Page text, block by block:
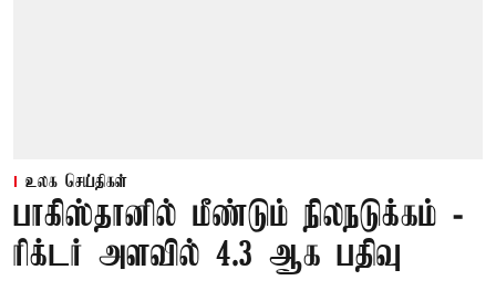
உலக செய்திகள்
பாகிஸ்தானில் மீண்டும் நிலநடுக்கம் -
ரிக்டர் அளவில் 4.3 ஆக பதிவு